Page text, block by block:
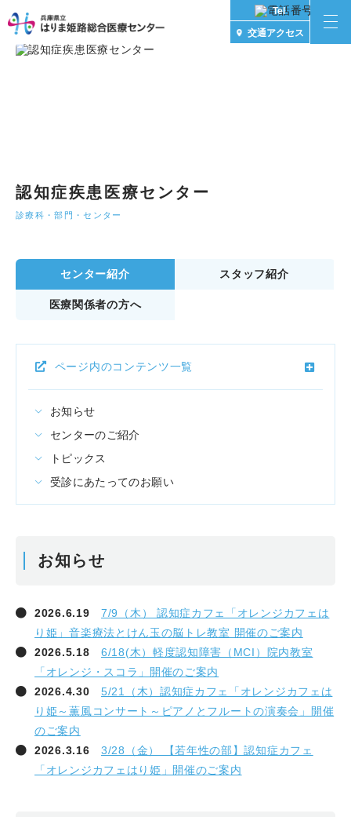
交通アクセス
Tel
認知症疾患医療センター
診療科・部門・センター
センター紹介 スタッフ紹介
医療関係者の方へ
ページ内のコンテンツ一覧
お知らせ
センターのご紹介
トピックス
受診にあたってのお願い
お知らせ
2026.6.19 7/9（木） 認知症カフェ「オレンジカフェは
り姫」音楽療法とけん玉の脳トレ教室 開催のご案内
2026.5.18 6/18(木）軽度認知障害（MCI）院内教室
「オレンジ・スコラ」開催のご案内
2026.4.30 5/21（木）認知症カフェ「オレンジカフェは
り姫～薫風コンサート～ピアノとフルートの演奏会」開催
のご案内
2026.3.16 3/28（金） 【若年性の部】認知症カフェ
「オレンジカフェはり姫」開催のご案内